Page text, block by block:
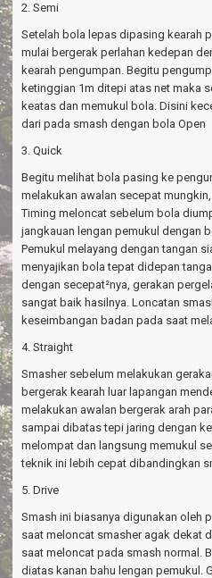
2. Semi
Setelah bola lepas dipasing kearah
mulai bergerak perlahan kedepan
kearah pengumpan. Begitu
ketinggian 1m ditepi atas net maka
keatas dan memukul bola. Disini
dari pada smash dengan bola Open
3. Quick
Begitu melihat bola pasing ke
melakukan awalan secepat
Timing meloncat sebelum bola
jangkauan lengan pemukul dengan
Pemukul melayang dengan tangan
menyajikan bola tepat didepan
dengan secepat²nya, gerakan
sangat baik hasilnya. Loncatan
keseimbangan badan pada saat
4. Straight
Smasher sebelum melakukan
bergerak kearah luar lapangan
melakukan awalan bergerak arah
sampai dibatas tepi jaring dengan
melompat dan langsung memukul
teknik ini lebih cepat dibandingkan
5. Drive
Smash ini biasanya digunakan oleh
saat meloncat smasher agak dekat
saat meloncat pada smash normal.
diatas kanan bahu lengan pemukul.